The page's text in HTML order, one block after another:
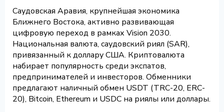
Саудовская Аравия, крупнейшая экономика
Ближнего Востока, активно развивающая
цифровую переход в рамках Vision 2030.
Национальная валюта, саудовский риял (SAR),
привязанный к доллару США. Криптовалюта
набирает популярность среди экспатов,
предпринимателей и инвесторов. Обменники
предлагают наличный обмен USDT (TRC-20, ERC-
20), Bitcoin, Ethereum и USDC на риялы или доллары.